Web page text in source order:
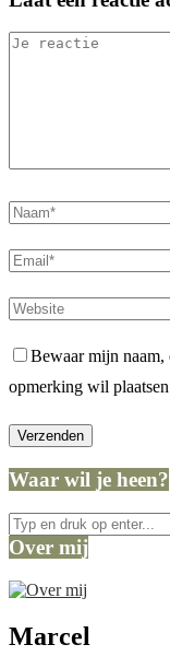
Bewaar mijn naam,
opmerking wil
Waar wil je heen?
Over mij
Marcel